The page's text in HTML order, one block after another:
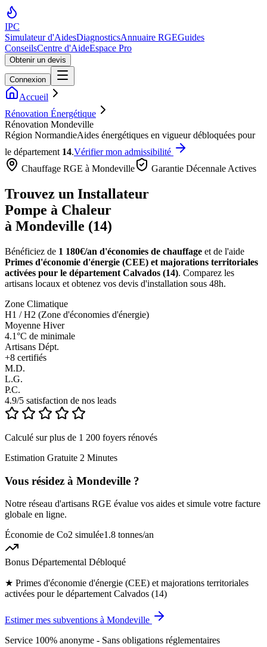
IPC
Simulateur d'AidesDiagnosticsAnnuaire RGEGuides
ConseilsCentre d'AideEspace Pro
Obtenir un devis
Connexion
Accueil
Rénovation Énergétique
Rénovation Mondeville
Région NormandieAides énergétiques en vigueur débloquées pour
le département 14.Vérifier mon admissibilité
Chauffage RGE à Mondeville Garantie Décennale Actives
Trouvez un Installateur
Pompe à Chaleur
à Mondeville (14)
Bénéficiez de 1 180€/an d'économies de chauffage et de l'aide
Primes d'économie d'énergie (CEE) et majorations territoriales
activées pour le département Calvados (14). Comparez les
artisans locaux et obtenez vos devis d'installation sous 48h.
Zone Climatique
H1 / H2 (Zone d'économies d'énergie)
Moyenne Hiver
4.1°C de minimale
Artisans Dépt.
+8 certifiés
M.D.
L.G.
P.C.
4.9/5 satisfaction de nos leads
Calculé sur plus de 1 200 foyers rénovés
Estimation Gratuite 2 Minutes
Vous résidez à Mondeville ?
Notre réseau d'artisans RGE évalue vos aides et simule votre facture
globale en ligne.
Économie de Co2 simulée1.8 tonnes/an
Bonus Départemental Débloqué
★ Primes d'économie d'énergie (CEE) et majorations territoriales
activées pour le département Calvados (14)
Estimer mes subventions à Mondeville
Service 100% anonyme - Sans obligations réglementaires